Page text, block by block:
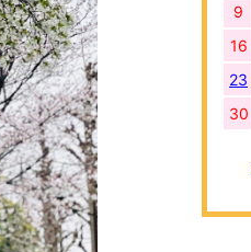
9
16
23
30